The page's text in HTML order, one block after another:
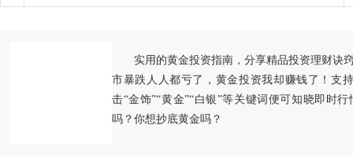
实用的黄金投资指南，分享精品投资理财诀
市暴跌人人都亏了，黄金投资我却赚钱了！支
击“金饰”“黄金”“白银”等关键词便可知晓即时
吗？你想抄底黄金吗？